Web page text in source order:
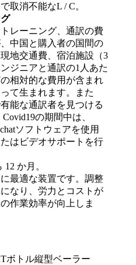
取消不能なL / C。
レーニング、通訳の費
中国と購入者の国間の
地交通費、宿泊施設（3
ジニアと通訳の1人あた
相対的な費用が含まれ
て生まれます。また
能な通訳者を見つける
の期間中は、
ソフトウェアを使用
はビデオサポートを行
か月。
最適な装置です。調整
なり、労力とコストが
作業効率が向上しま